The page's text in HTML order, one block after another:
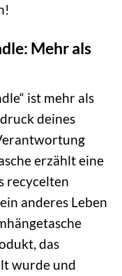
Mehr als
ist mehr als
deines
erzählt eine
recycelten
anderes Leben
das
wurde und